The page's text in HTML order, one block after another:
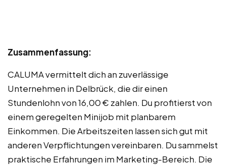
Zusammenfassung:
CALUMA vermittelt dich an zuverlässige
Unternehmen in Delbrück, die dir einen
Stundenlohn von 16,00 € zahlen. Du profitierst von
einem geregelten Minijob mit planbarem
Einkommen. Die Arbeitszeiten lassen sich gut mit
anderen Verpflichtungen vereinbaren. Du sammelst
praktische Erfahrungen im Marketing-Bereich. Die